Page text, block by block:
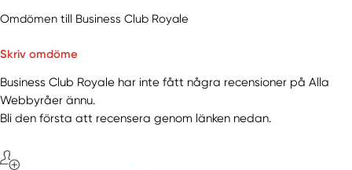
Omdömen till Business Club Royale
Skriv omdöme
Business Club Royale har inte fått några recensioner på Alla
Webbyråer ännu.
Bli den första att recensera genom länken nedan.